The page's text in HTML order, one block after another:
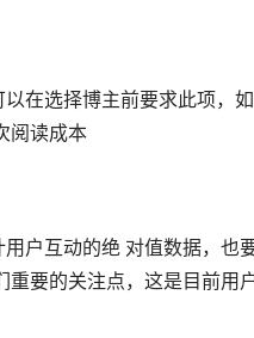
在选择博主前要求此项，
阅读成本
户互动的绝 对值数据，也
要的关注点，这是目前用